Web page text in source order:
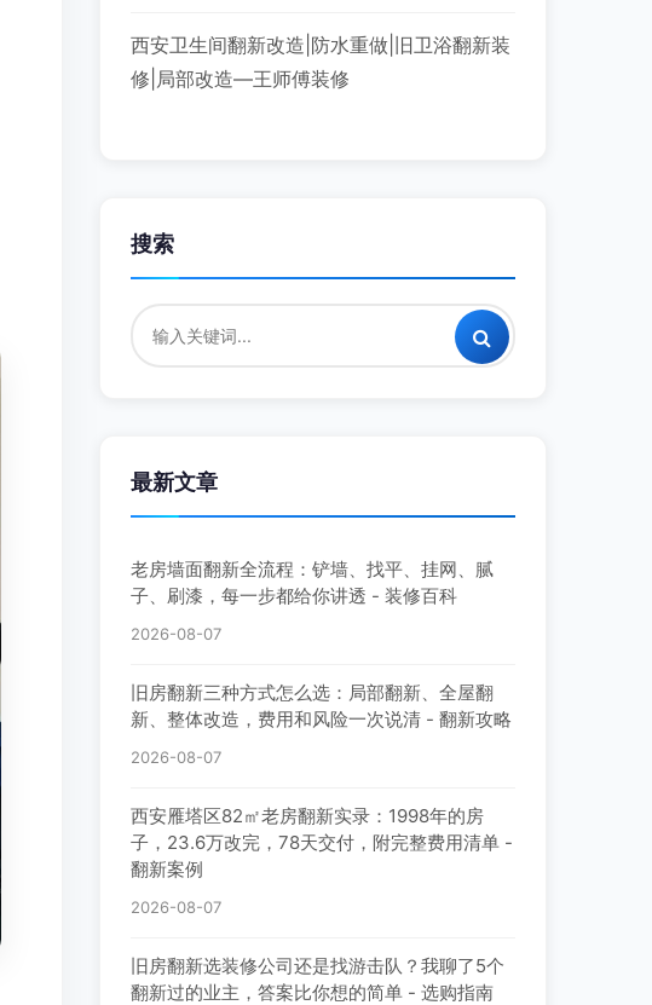
西安卫生间翻新改造|防水重做|旧卫浴翻新装
修|局部改造—王师傅装修
搜索
最新文章
老房墙面翻新全流程：铲墙、找平、挂网、腻
子、刷漆，每一步都给你讲透 - 装修百科
2026-08-07
旧房翻新三种方式怎么选：局部翻新、全屋翻
新、整体改造，费用和风险一次说清 - 翻新攻略
2026-08-07
西安雁塔区82㎡老房翻新实录：1998年的房
子，23.6万改完，78天交付，附完整费用清单 -
翻新案例
2026-08-07
旧房翻新选装修公司还是找游击队？我聊了5个
翻新过的业主，答案比你想的简单 - 选购指南